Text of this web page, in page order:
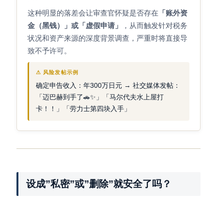
这种明显的落差会让审查官怀疑是否存在 「账外资
金（黑钱）」或「虚假申请」
，从而触发针对税务
状况和资产来源的深度背景调查，严重时将直接导
致不予许可。
⚠ 风险发帖示例
确定申告收入：年300万日元 → 社交媒体发帖：
「迈巴赫到手了🚗✨」「马尔代夫水上屋打
卡！！」「劳力士第四块入手」
设成”私密”或”删除”就安全了吗？